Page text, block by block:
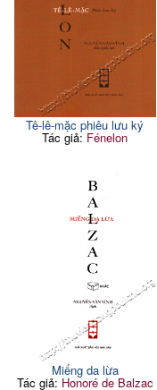
Tê-lê-mặc phiêu lưu ký
Tác giả: Fénelon
Miếng da lừa
Tác giả: Honoré de Balzac